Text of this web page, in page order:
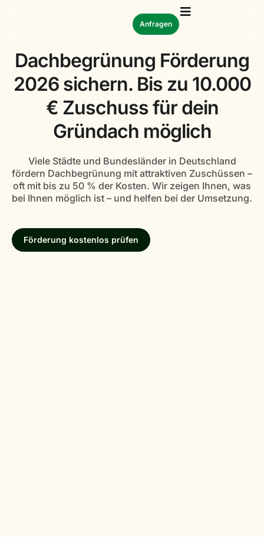
Anfragen
Dachbegrünung Förderung
2026 sichern. Bis zu 10.000
€ Zuschuss für dein
Gründach möglich
Viele Städte und Bundesländer in Deutschland
fördern Dachbegrünung mit attraktiven Zuschüssen –
oft mit bis zu 50 % der Kosten. Wir zeigen Ihnen, was
bei Ihnen möglich ist – und helfen bei der Umsetzung.
Förderung kostenlos prüfen